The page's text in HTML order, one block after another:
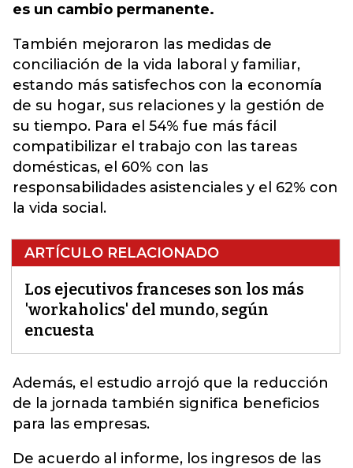
es un cambio permanente.
También mejoraron las medidas de
conciliación de la vida laboral y familiar,
estando más satisfechos con la economía
de su hogar, sus relaciones y la gestión de
su tiempo. Para el 54% fue más fácil
compatibilizar el trabajo con las tareas
domésticas, el 60% con las
responsabilidades asistenciales y el 62% con
la vida social.
ARTÍCULO RELACIONADO
Los ejecutivos franceses son los más
'workaholics' del mundo, según
encuesta
Además, el estudio arrojó que la reducción
de la jornada también significa beneficios
para las empresas.
De acuerdo al informe, los ingresos de las